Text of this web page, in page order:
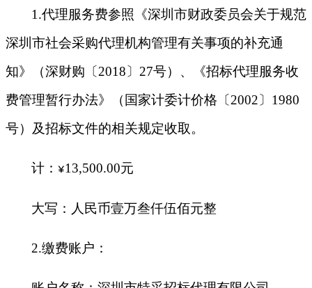
1 .代理服务费参照《深圳市财政委员会关于规范
深圳市社会采购代理机构管理有关事项的补充通
知》（深财购〔2018〕27号）、《招标代理服务收
费管理暂行办法》（国家计委计价格〔2002〕1980
号）及招标文件的相关规定收取。
计： ¥13,500.00元
大写：人民币壹万叁仟伍佰元整
2.缴费账户：